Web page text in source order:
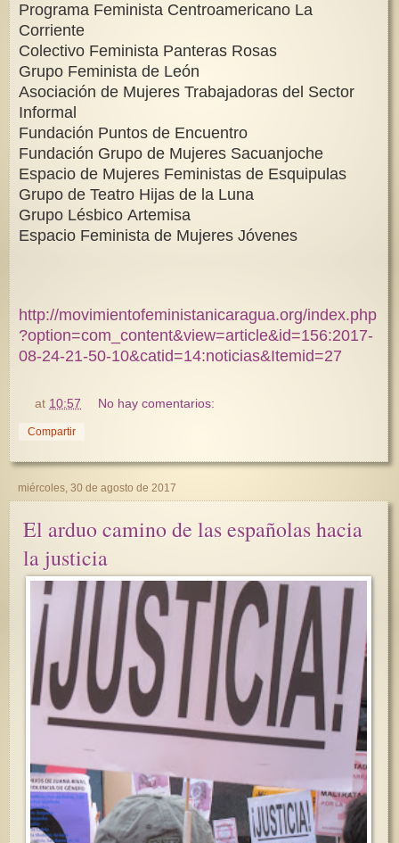
Programa Feminista Centroamericano La
Corriente
Colectivo Feminista Panteras Rosas
Grupo Feminista de León
Asociación de Mujeres Trabajadoras del Sector
Informal
Fundación Puntos de Encuentro
Fundación Grupo de Mujeres Sacuanjoche
Espacio de Mujeres Feministas de Esquipulas
Grupo de Teatro Hijas de la Luna
Grupo Lésbico Artemisa
Espacio Feminista de Mujeres Jóvenes
http://movimientofeministanicaragua.org/index.php
?option=com_content&view=article&id=156:2017-
08-24-21-50-10&catid=14:noticias&Itemid=27
at 10:57 No hay comentarios:
Compartir
miércoles, 30 de agosto de 2017
El arduo camino de las españolas hacia
la justicia